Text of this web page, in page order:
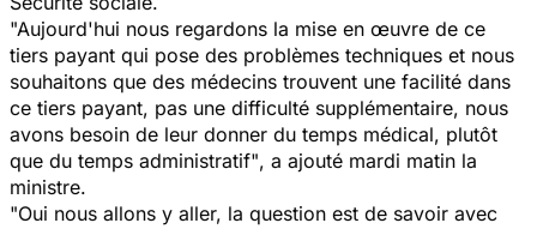
"Aujourd'hui nous regardons la mise en œuvre de ce
tiers payant qui pose des problèmes techniques et nous
souhaitons que des médecins trouvent une facilité dans
ce tiers payant, pas une difficulté supplémentaire, nous
avons besoin de leur donner du temps médical, plutôt
que du temps administratif", a ajouté mardi matin la
ministre.
"Oui nous allons y aller, la question est de savoir avec